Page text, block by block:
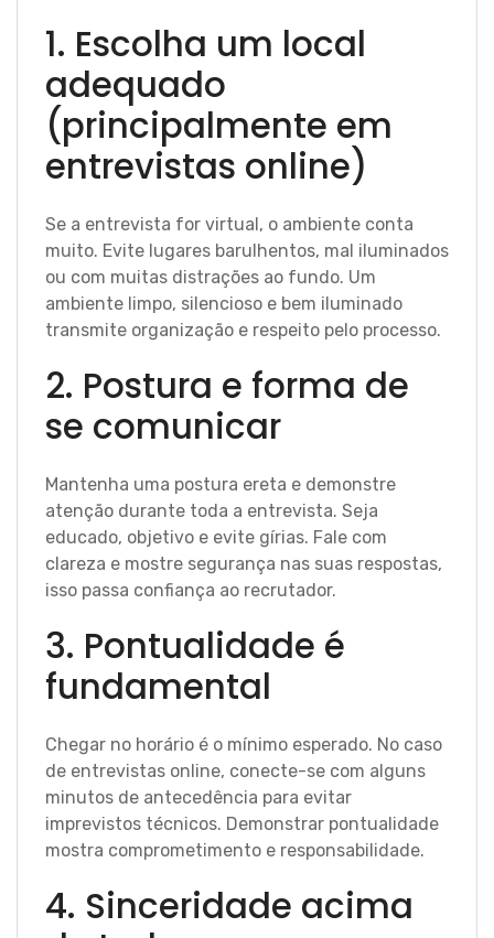
1. Escolha um local
adequado
(principalmente em
entrevistas online)
Se a entrevista for virtual, o ambiente conta
muito. Evite lugares barulhentos, mal iluminados
ou com muitas distrações ao fundo. Um
ambiente limpo, silencioso e bem iluminado
transmite organização e respeito pelo processo.
2. Postura e forma de
se comunicar
Mantenha uma postura ereta e demonstre
atenção durante toda a entrevista. Seja
educado, objetivo e evite gírias. Fale com
clareza e mostre segurança nas suas respostas,
isso passa confiança ao recrutador.
3. Pontualidade é
fundamental
Chegar no horário é o mínimo esperado. No caso
de entrevistas online, conecte-se com alguns
minutos de antecedência para evitar
imprevistos técnicos. Demonstrar pontualidade
mostra comprometimento e responsabilidade.
4. Sinceridade acima